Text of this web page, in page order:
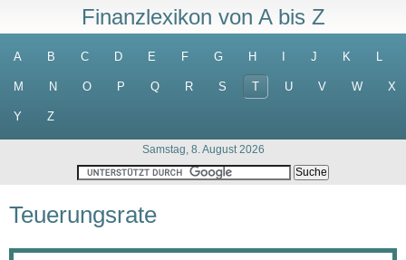
Finanzlexikon von A bis Z
A B C D E F G H J K L
M N O P Q R S T U V W X
Y Z
Samstag, 8. August 2026
Teuerungsrate